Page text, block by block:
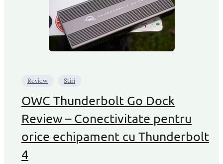
Review Stiri
OWC Thunderbolt Go Dock
Review – Conectivitate pentru
orice echipament cu Thunderbolt
4